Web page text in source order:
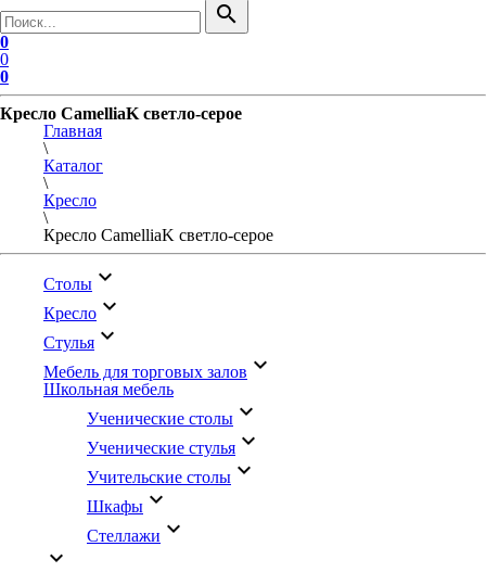
search
0
0
0
Кресло CamelliaK светло-серое
Главная
\
Каталог
\
Кресло
\
Кресло CamelliaK светло-серое
Столы keyboard_arrow_down
Кресло keyboard_arrow_down
Стулья keyboard_arrow_down
Мебель для торговых залов keyboard_arrow_down
Школьная мебель
Ученические столы keyboard_arrow_down
Ученические стулья keyboard_arrow_down
Учительские столы keyboard_arrow_down
Шкафы keyboard_arrow_down
Стеллажи keyboard_arrow_down
keyboard_arrow_down